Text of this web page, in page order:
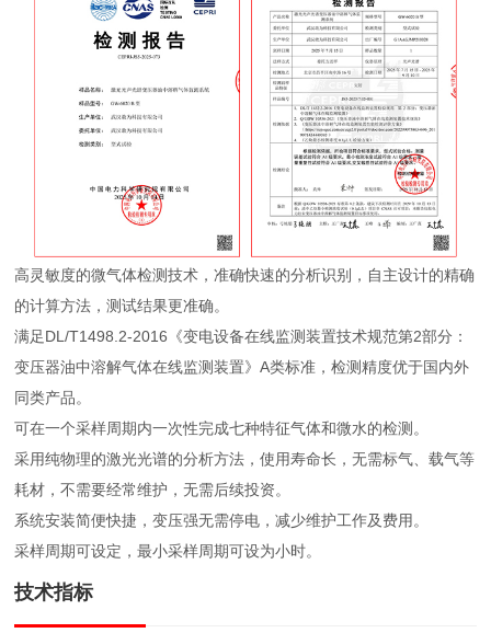
高灵敏度的微气体检测技术，准确快速的分析识别，自主设计的精确
的计算方法，测试结果更准确。
满足DL/T1498.2-2016《变电设备在线监测装置技术规范第2部分：
变压器油中溶解气体在线监测装置》A类标准，检测精度优于国内外
同类产品。
可在一个采样周期内一次性完成七种特征气体和微水的检测。
采用纯物理的激光光谱的分析方法，使用寿命长，无需标气、载气等
耗材，不需要经常维护，无需后续投资。
系统安装简便快捷，变压强无需停电，减少维护工作及费用。
采样周期可设定，最小采样周期可设为小时。
技术指标